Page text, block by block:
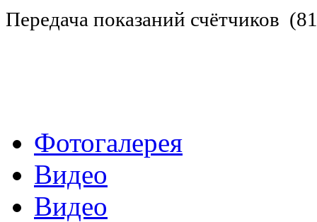
Передача показаний счётчиков
Фотогалерея
Видео
Видео